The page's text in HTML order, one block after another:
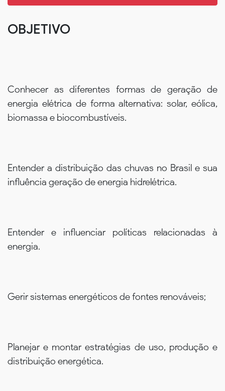
OBJETIVO
Conhecer as diferentes formas de geração de
energia elétrica de forma alternativa: solar, eólica,
biomassa e biocombustíveis.
Entender a distribuição das chuvas no Brasil e sua
influência geração de energia hidrelétrica.
Entender e influenciar políticas relacionadas à
energia.
Gerir sistemas energéticos de fontes renováveis;
Planejar e montar estratégias de uso, produção e
distribuição energética.